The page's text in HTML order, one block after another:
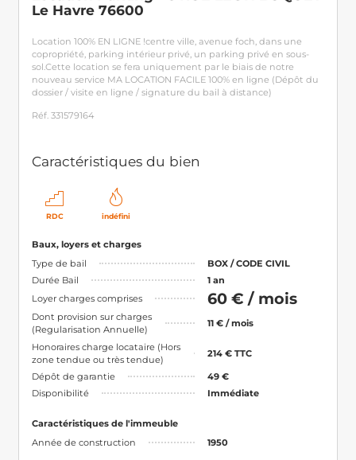
Le Havre 76600
Location 100% EN LIGNE !centre ville, avenue foch, dans une
copropriété, parking intérieur privé, un parking privé en sous-
sol.Cette location se fera uniquement par le biais de notre
nouveau service MA LOCATION FACILE 100% en ligne (Dépôt du
dossier / visite en ligne / signature du bail à distance)
Réf. 331579164
Caractéristiques du bien
RDC indéfini
Baux, loyers et charges
Type de bail
BOX / CODE CIVIL
Durée Bail
1 an
Loyer charges comprises
60 € / mois
Dont provision sur charges
(Regularisation Annuelle)
11 € / mois
Honoraires charge locataire (Hors
zone tendue ou très tendue)
214 € TTC
Dépôt de garantie
49 €
Disponibilité
Immédiate
Caractéristiques de l'immeuble
Année de construction
1950